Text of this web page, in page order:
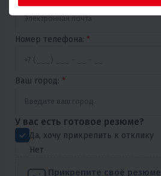
Номер телефона: *
Ваш город: *
У вас есть готовое резюме?
Да, хочу прикрепить к отклику
Нет
Прикрепите своё резюме